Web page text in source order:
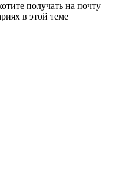
получать на почту
в этой теме